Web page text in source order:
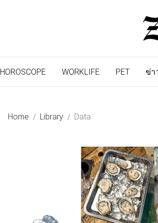
HOROSCOPE WORKLIFE PET ข่า
Home Library Data